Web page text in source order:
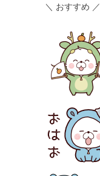
＼ おすすめ ／